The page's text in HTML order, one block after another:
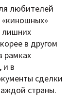
любителей
лишних
в другом
рамках
и в
сделки
страны.